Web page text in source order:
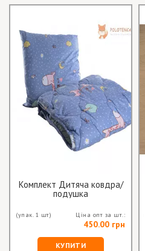
Комплект Дитяча ковдра/
подушка
(упак. 1 шт) Ціна опт за шт.:
450.00 грн
КУПИТИ